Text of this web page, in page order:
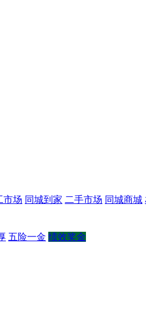
市场 同城到家 二手市场 同城商城
五险一金 绩效奖金